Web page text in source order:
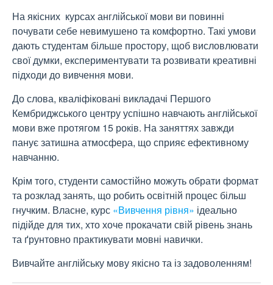
На якісних курсах англійської мови ви повинні
почувати себе невимушено та комфортно. Такі умови
дають студентам більше простору, щоб висловлювати
свої думки, експериментувати та розвивати креативні
підходи до вивчення мови.
До слова, кваліфіковані викладачі Першого
Кембриджського центру успішно навчають англійської
мови вже протягом 15 років. На заняттях завжди
панує затишна атмосфера, що сприяє ефективному
навчанню.
Крім того, студенти самостійно можуть обрати формат
та розклад занять, що робить освітній процес більш
гнучким. Власне, курс «Вивчення рівня» ідеально
підійде для тих, хто хоче прокачати свій рівень знань
та ґрунтовно практикувати мовні навички.
Вивчайте англійську мову якісно та із задоволенням!